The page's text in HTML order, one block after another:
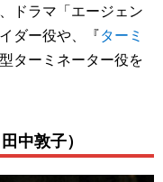
ドラマ「エージェン
ダー役や、『ターミ
ターミネーター役を
中敦子）